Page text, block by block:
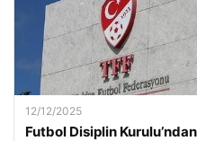
12/12/2025
Futbol Disiplin